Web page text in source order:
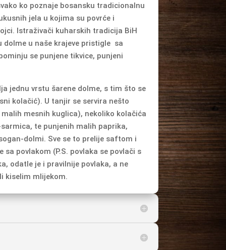
ko poznaje bosansku tradicionalnu
jela u kojima su povrće i
Istraživači kuharskih tradicija BiH
dolme u naše krajeve pristigle sa
se punjene tikvice, punjeni
jednu vrstu šarene dolme, s tim što se
kolačić). U tanjir se servira nešto
mesnih kuglica), nekoliko kolačića
te punjenih malih paprika,
dolmi. Sve se to prelije saftom i
sa povlakom (P.S. povlaka se povlači s
odatle je i pravilnije povlaka, a ne
kiselim mlijekom.